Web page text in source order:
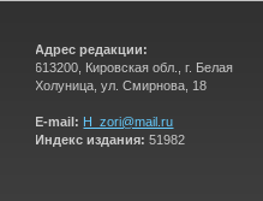
Адрес редакции:
613200, Кировская обл., г. Белая
Холуница, ул. Смирнова, 18
E-mail: H_zori@mail.ru
Индекс издания: 51982